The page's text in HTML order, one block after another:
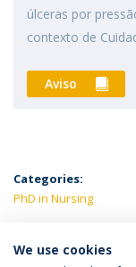
úlceras por
contexto de
Aviso
Categories:
PhD in Nursing
LATEST NEWS
We use cookies